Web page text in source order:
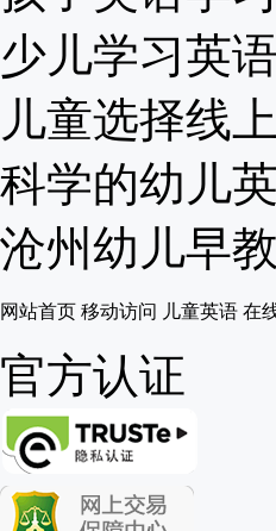
少儿学习英
儿童选择线
科学的幼儿
沧州幼儿早
网站首页 移动访问 儿童英语 在
官方认证